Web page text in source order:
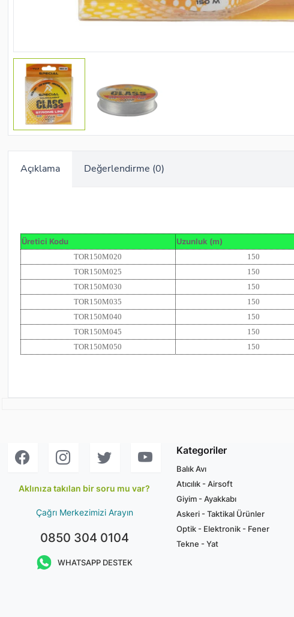
Açıklama Değerlendirme (0)
Üretici Kodu Uzunluk (m)
TOR150M020 150
TOR150M025
150
TOR150M030
150
TOR150M035
150
TOR150M040
150
TOR150M045
150
TOR150M050
150
Aklınıza takılan bir soru mu var?
Çağrı Merkezimizi Arayın
0850 304 0104
WHATSAPP DESTEK
Kategoriler
Balık Avı
Atıcılık - Airsoft
Giyim - Ayakkabı
Askeri - Taktikal Ürünler
Optik - Elektronik - Fener
Tekne - Yat